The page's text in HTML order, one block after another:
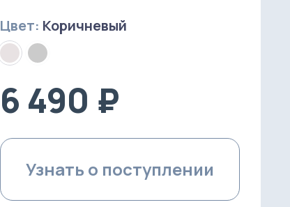
Цвет: Коричневый
6 490 ₽
Узнать о поступлении